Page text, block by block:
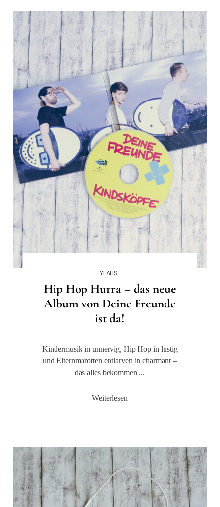
YEAHS
Hip Hop Hurra – das neue
Album von Deine Freunde
ist da!
Kindermusik in unnervig, Hip Hop in lustig
und Elternmarotten entlarven in charmant –
das alles bekommen ...
Weiterlesen